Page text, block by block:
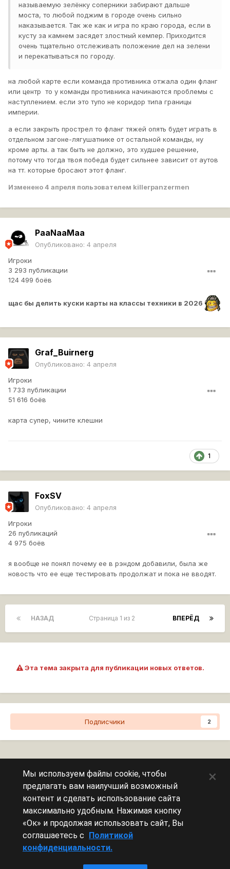
называемую зелёнку соперники забирают дальше
моста, то любой поджим в городе очень сильно
наказывается. Так же как и игра по краю города, если в
кусту за камнем засядет злостный кемпер. Приходится
очень тщательно отслеживать положение дел на зелени
и перекатываться по городу.
на любой карте если команда противника отжала один фланг
или центр то у команды противника начинаются проблемы с
наступлением. если это тупо не коридор типа границы
империи.
а если закрыть прострел то фланг тяжей опять будет играть в
отдельном загоне-лягушатнике от остальной команды, ну
кроме арты. а так быть не должно, это худшее решение,
потому что тогда твоя победа будет сильнее зависит от аутов
на тт. которые бросают этот фланг.
Изменено4 апреля пользователем killerpanzermen
PaaNaaMaa
Опубликовано: 4 апреля
Игроки
3 293 публикации
124 499 боёв
щас бы делить куски карты на классы техники в 2026
Graf_Buirnerg
Опубликовано: 4 апреля
Игроки
1 733 публикации
51 616 боёв
карта супер, чините клешни
1
FoxSV
Опубликовано: 4 апреля
Игроки
26 публикаций
4 975 боёв
я вообще не понял почему ее в рэндом добавили, была же
новость что ее еще тестировать продолжат и пока не вводят.
НАЗАД ВПЕРЁД
Страница 1 из 2
Эта тема закрыта для публикации новых ответов.
Подписчики 2
Сейчас на странице
Эту страницу никто не просматривает.
Мы используем файлы cookie, чтобы
предлагать вам наилучший возможный
контент и сделать использование сайта
максимально удобным. Нажимая кнопку
«Ок» и продолжая использовать сайт, Вы
соглашаетесь с Политикой
конфиденциальности.
×